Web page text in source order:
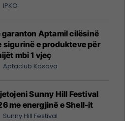
IPKO
garanton Aptamil cilësinë
sigurinë e produkteve për
mbi 1 vjeç
Aptaclub Kosova
Sunny Hill Festival
me energjinë e Shell-it
Sunny Hill Festival